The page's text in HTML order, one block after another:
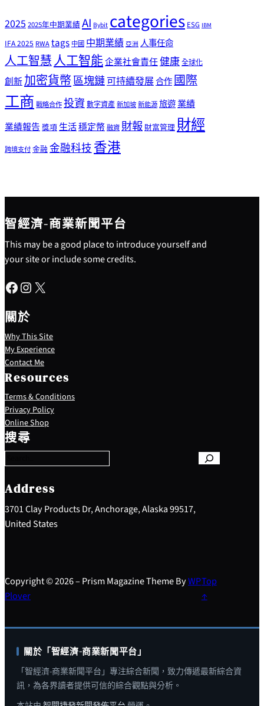
20252025年中期業績AI Bybitcategories ESG IBM
IFA 2025 RWAtags中國 中期業績 亞洲 人事任命
人工智慧人工智能企業社會責任健康全球化
創新加密貨幣區塊鏈可持續發展合作國際
工商戰略合作投資數字資產新加坡新能源旅遊業績
業績報告獎項生活穩定幣融資財報 財富管理財經
跨境支付金融 金融科技香港
智經濟-商業新聞平台
This may be a good place to introduce yourself and
your site or include some credits.
Facebook Instagram X
關於
Why This Site
My Experience
Contact Me
Resources
Terms & Conditions
Privacy Policy
Online Shop
搜尋
S
e
a
c
h
Address
3701 Clay Products Dr, Anchorage, Alaska 99517,
United States
Copyright © 2026 – Prism Magazine Theme ByWP
Plover
Top
↑
關於「智經濟-商業新聞平台」
「智經濟-商業新聞平台」專注綜合新聞，致力傳遞最新綜合資
訊，為各界讀者提供可信的綜合觀點與分析。